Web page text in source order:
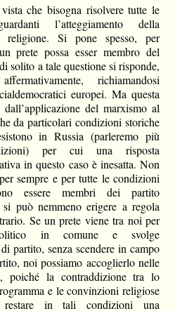
che bisogna risolvere tutte le
l’atteggiamento della
religione. Si pone spesso, per
prete possa esser membro del
solito a tale questione si risponde,
richiamandosi
europei. Ma questa
del marxismo al
da particolari condizioni storiche
in Russia (parleremo più
per cui una risposta
in questo caso è inesatta. Non
sempre e per tutte le condizioni
essere membri dei partito
può nemmeno erigere a regola
Se un prete viene tra noi per
in comune e svolge
partito, senza scendere in campo
noi possiamo accoglierlo nelle
poiché la contraddizione tra lo
e le convinzioni religiose
in tali condizioni una